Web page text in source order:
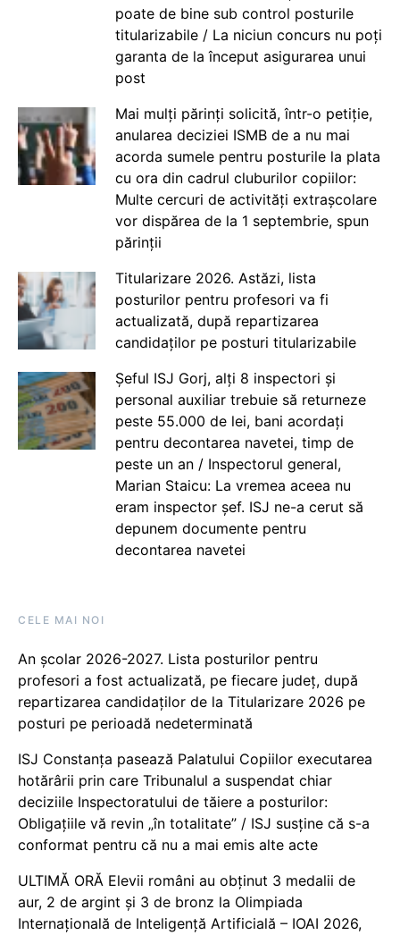
poate de bine sub control posturile
titularizabile / La niciun concurs nu poți
garanta de la început asigurarea unui
post
Mai mulți părinți solicită, într-o petiție,
anularea deciziei ISMB de a nu mai
acorda sumele pentru posturile la plata
cu ora din cadrul cluburilor copiilor:
Multe cercuri de activități extrașcolare
vor dispărea de la 1 septembrie, spun
părinții
Titularizare 2026. Astăzi, lista
posturilor pentru profesori va fi
actualizată, după repartizarea
candidaților pe posturi titularizabile
Șeful ISJ Gorj, alți 8 inspectori și
personal auxiliar trebuie să returneze
peste 55.000 de lei, bani acordați
pentru decontarea navetei, timp de
peste un an / Inspectorul general,
Marian Staicu: La vremea aceea nu
eram inspector șef. ISJ ne-a cerut să
depunem documente pentru
decontarea navetei
CELE MAI NOI
An școlar 2026-2027. Lista posturilor pentru
profesori a fost actualizată, pe fiecare județ, după
repartizarea candidaților de la Titularizare 2026 pe
posturi pe perioadă nedeterminată
ISJ Constanța pasează Palatului Copiilor executarea
hotărârii prin care Tribunalul a suspendat chiar
deciziile Inspectoratului de tăiere a posturilor:
Obligațiile vă revin „în totalitate” / ISJ susține că s-a
conformat pentru că nu a mai emis alte acte
ULTIMĂ ORĂ Elevii români au obținut 3 medalii de
aur, 2 de argint și 3 de bronz la Olimpiada
Internațională de Inteligență Artificială – IOAI 2026,